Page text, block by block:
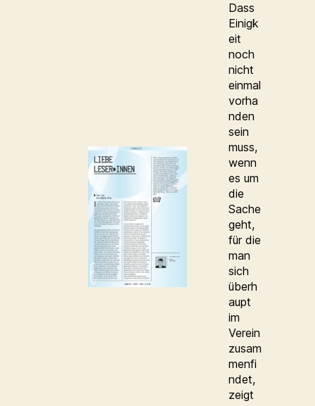
Dass
Einigk
eit
noch
nicht
einmal
vorha
nden
sein
muss,
wenn
es um
die
Sache
geht,
für die
man
sich
überh
aupt
im
Verein
zusam
menfi
ndet,
zeigt